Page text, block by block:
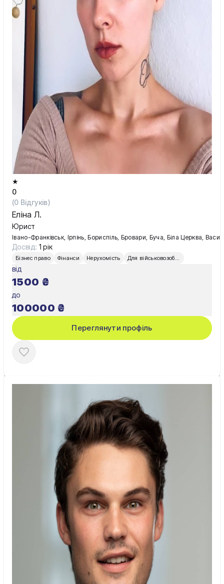
Шостка
Житомир
Київ
Львів
★
0
(0 Відгуків)
Еліна Л.
Юрист
Івано-Франківськ, Ірпінь, Бориспіль, Бровари, Буча, Біла Церква,
Досвід: 1 рік
Бізнес право Фінанси Нерухомість
від
1500 ₴
до
100000 ₴
Переглянути профіль